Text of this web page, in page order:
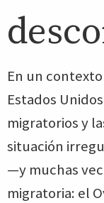
En un
Estados
migratorios y
situación
—y muchas
migratoria: el